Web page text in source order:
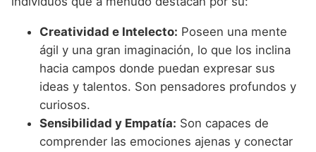
Creatividad e Intelecto: Poseen una mente
ágil y una gran imaginación, lo que los inclina
hacia campos donde puedan expresar sus
ideas y talentos. Son pensadores profundos y
curiosos.
Sensibilidad y Empatía: Son capaces de
comprender las emociones ajenas y conectar